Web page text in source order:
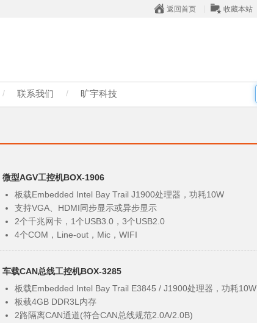
返回首页 收藏本站
/ 联系我们 / 旷宇科技
微型AGV工控机BOX-1906
板载Embedded Intel Bay Trail J1900处理器，功耗10W
支持VGA、HDMI同步显示或异步显示
2个千兆网卡，1个USB3.0，3个USB2.0
4个COM，Line-out，Mic，WIFI
支持看门狗超时中断或复位
车载CAN总线工控机BOX-3285
板载Embedded Intel Bay Trail E3845 / J1900处理器，功耗10W
板载4GB DDR3L内存
2路隔离CAN通道(符合CAN总线规范2.0A/2.0B)